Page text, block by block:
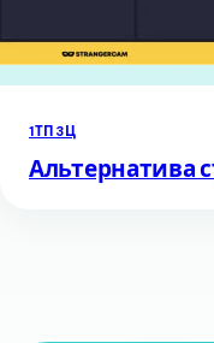
1ТП3Ц
Альтернатива